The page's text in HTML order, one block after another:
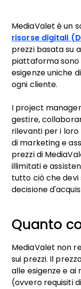
MediaValet è un
risorse digitali
prezzi basata su
piattaforma sono
esigenze uniche
ogni cliente.
I project
gestire,
rilevanti per i
di marketing e
prezzi di
illimitati e
tutto ciò che
decisione
Quanto
MediaValet non
sui prezzi. Il
alle esigenze e ai
(ovvero requisiti